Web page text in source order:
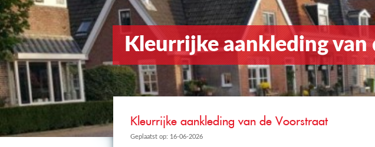
Kleurrijke aankleding
Kleurrijke aankleding van de Voorstraat
Geplaatst op: 16-06-2026